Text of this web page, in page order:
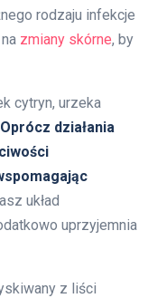
rodzaju infekcje
zmiany skórne, by
cytryn, urzeka
Oprócz działania
układ
uprzyjemnia
z liści